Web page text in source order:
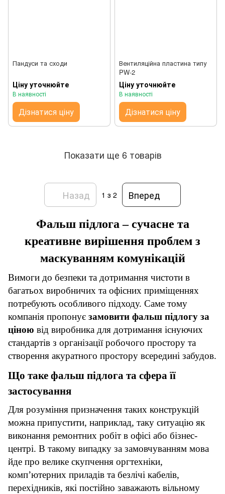
Пандуси та сходи
Ціну уточнюйте
В наявності
Дізнатися ціну
Вентиляційна пластина типу
PW-2
Ціну уточнюйте
В наявності
Дізнатися ціну
Показати ще 6 товарів
Назад 1 з 2 Вперед
Фальш підлога – сучасне та
креативне вирішення проблем з
маскуванням комунікацій
Вимоги до безпеки та дотримання чистоти в
багатьох виробничих та офісних приміщеннях
потребують особливого підходу. Саме тому
компанія пропонує замовити фальш підлогу за
ціною від виробника для дотримання існуючих
стандартів з організації робочого простору та
створення акуратного простору всередині забудов.
Що таке фальш підлога та сфера її
застосування
Для розуміння призначення таких конструкцій
можна припустити, наприклад, таку ситуацію як
виконання ремонтних робіт в офісі або бізнес-
центрі. В такому випадку за замовчуванням мова
йде про велике скупчення оргтехніки,
комп’ютерних приладів та безлічі кабелів,
перехідників, які постійно заважають вільному